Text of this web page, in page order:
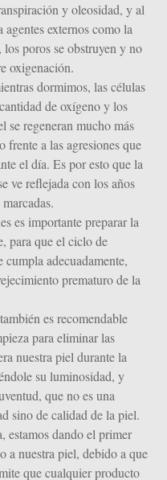
y oleosidad, y al
agentes externos como la
poros se obstruyen y no
oxigenación.
dormimos, las células
de oxígeno y los
se regeneran mucho más
frente a las agresiones que
el día. Es por esto que la
ve reflejada con los años
es importante preparar la
para que el ciclo de
cumpla adecuadamente,
prematuro de la
es recomendable
para eliminar las
nuestra piel durante la
su luminosidad, y
que no es una
sino de calidad de la piel.
estamos dando el primer
a nuestra piel, debido a que
que cualquier producto